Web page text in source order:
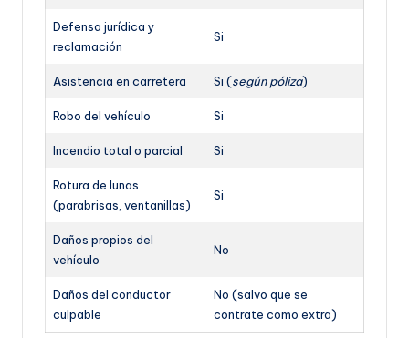
Defensa jurídica y
reclamación
Si
Asistencia en carretera Si (según póliza)
Robo del vehículo Si
Incendio total o parcial Si
Rotura de lunas
(parabrisas, ventanillas)
Si
Daños propios del
vehículo
No
Daños del conductor
culpable
No (salvo que se
contrate como extra)